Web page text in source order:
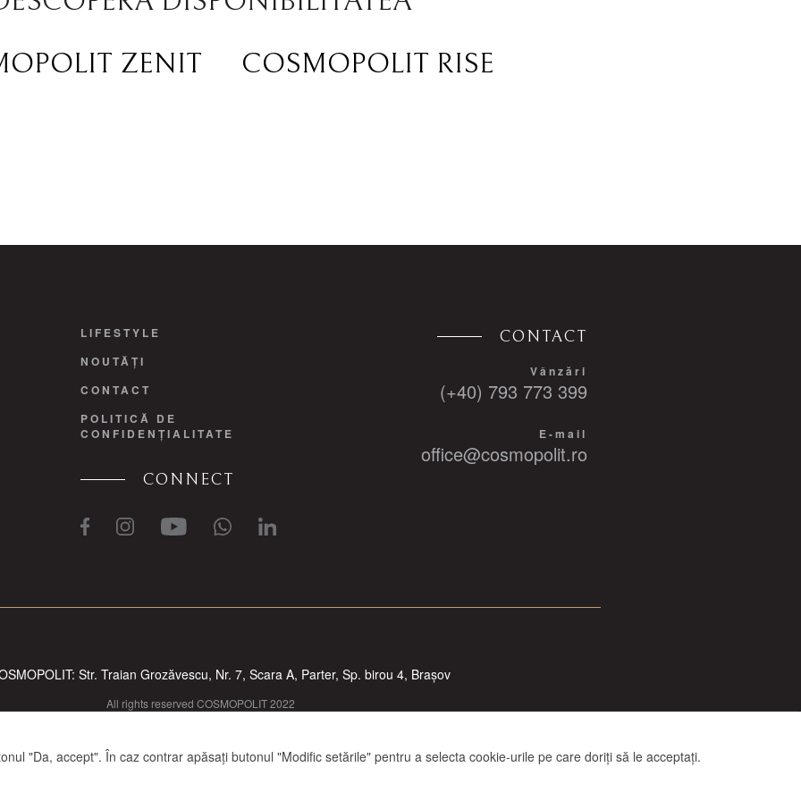
ZENIT
COSMOPOLIT RISE
LIFESTYLE
NOUTĂȚI
CONTACT
POLITICĂ DE
CONFIDENȚIALITATE
CONNECT
CONTACT
Vânzări
(+40) 793 773 399
E-mail
office@cosmopolit.ro
Str. Traian Grozăvescu, Nr. 7, Scara A, Parter, Sp. birou 4, Brașov
All rights reserved COSMOPOLIT 2022
"Da, accept". În caz contrar apăsați butonul "Modific setările" pentru a selecta cookie-urile pe care doriți să le acceptați.